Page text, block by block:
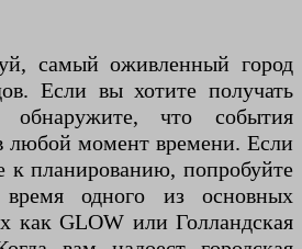
самый оживленный город
Если вы хотите получать
что события
любой момент времени. Если
к планированию, попробуйте
одного из основных
как GLOW или Голландская